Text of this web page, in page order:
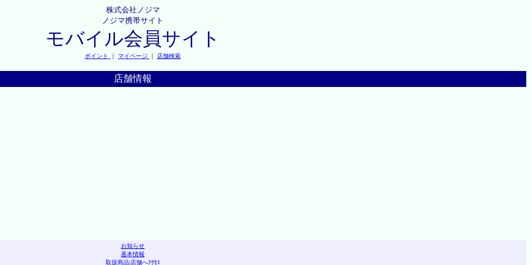
株式会社ノジマ
ノジマ携帯サイト
モバイル会員サイト
ポイント ｜ マイページ ｜ 店舗検索
店舗情報
お知らせ
基本情報
取扱商品|店舗へｱｸｾｽ